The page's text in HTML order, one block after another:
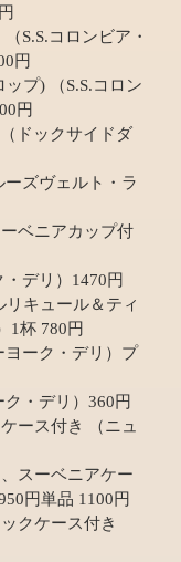
S.S.コロンビア・
円
プ) （S.S.コロン
円
ドックサイドダ
ズヴェルト・ラ
ベニアカップ付
デリ）1470円
キュール＆ティ
1杯 780円
ヨーク・デリ）プ
・デリ）360円
ース付き （ニュ
スーベニアケー
円単品 1100円
クケース付き